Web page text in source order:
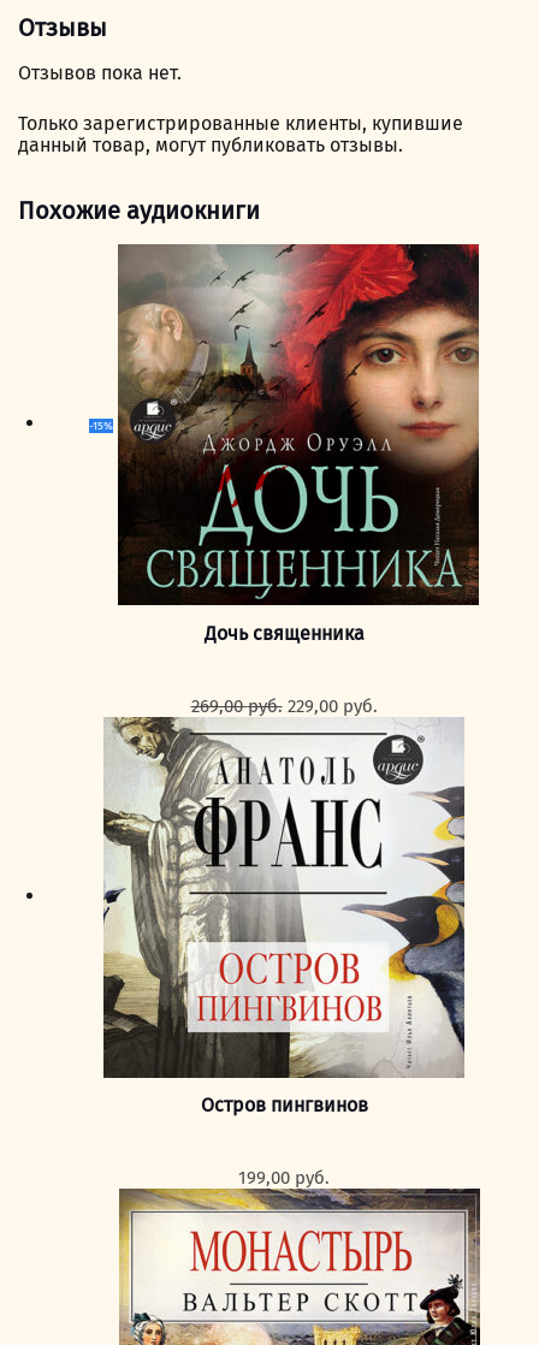
Отзывы
Отзывов пока нет.
Только зарегистрированные клиенты, купившие
данный товар, могут публиковать отзывы.
Похожие аудиокниги
-15%
Дочь священника
269,00руб. Первоначальная
составляла
269,00 руб..
229,00 руб.
цена:
229,00 руб..
Остров пингвинов
199,00 руб.